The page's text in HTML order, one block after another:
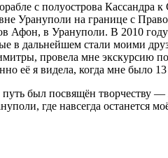
с полуострова
Урануполи на границе с
Афон, в Урануполи. В 2010
дальнейшем стали моими
провела мне экскурсию
её я видела, когда мне было 13
был посвящён творчеству
где навсегда